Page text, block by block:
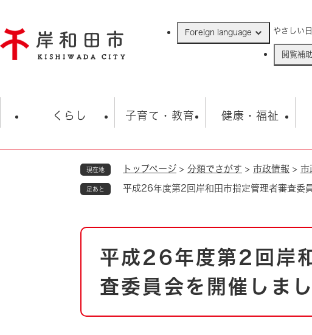
ジ
の
Foreign language やさしい
閲覧補助
くらし
住民票・戸籍
ごみ・衛生・動物 救急・消防
防災・防犯 上水道・下水道
自然・環境・公園 住宅
引っ越し
子育て・教育
学校 子育て
健康・福祉
福祉・健康・生
観光 市
市
市
現在地 トップページ > 分類でさがす > 市政情報 > 市
足あと 平成26年度第2回岸和田市指定管理者審査委
本
平成26年度第2回岸
査委員会を開催しまし